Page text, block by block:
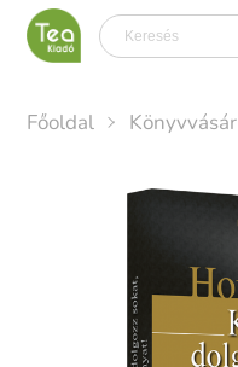
Főoldal Könyvvásár